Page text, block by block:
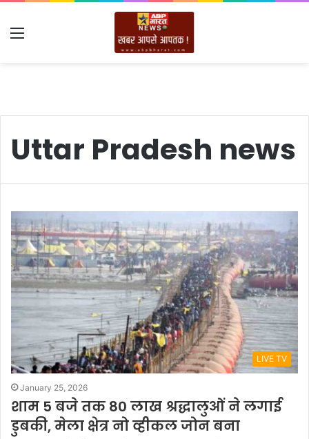
Menu
Uttar Pradesh news
LIVE TV
January 25, 2026
शाम 5 बजे तक 80 लाख श्रद्धालुओं ने लगाई
डुबकी, मेला क्षेत्र नो व्हीकल जोन बना